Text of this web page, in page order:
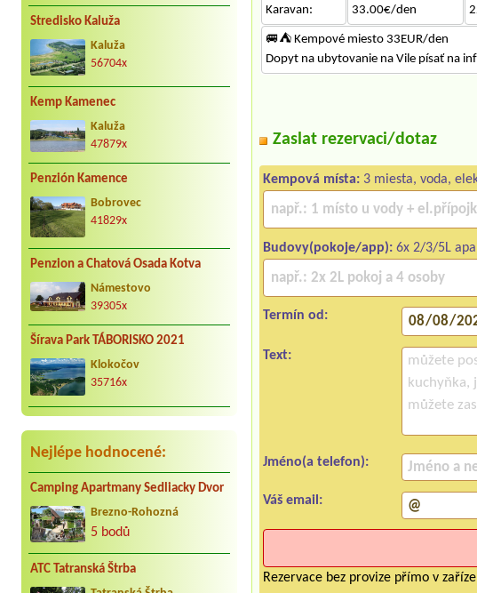
Stredisko Kaluža
Kaluža
56704x
Kemp Kamenec
Kaluža
47879x
Penzión Kamence
Bobrovec
41829x
Penzion a Chatová Osada Kotva
Námestovo
39305x
Šírava Park TÁBORISKO 2021
Klokočov
35716x
Nejlépe hodnocené:
Camping Apartmany Sedliacky Dvor
Brezno-Rohozná
5 bodů
ATC Tatranská Štrba
Karavan: 33.00€/den
️🚐⛺ Kempové miesto 33EUR/den
Dopyt na ubytovanie na Vile písať na
Zaslat rezervaci/dotaz
Kempová místa: 3 miesta, voda,
Budovy(pokoje/app): 6x 2/3/5L
Termín od:
Text:
Jméno(a telefon):
Váš email:
Rezervace bez provize přímo v